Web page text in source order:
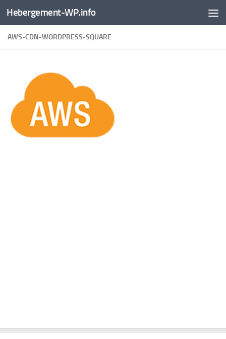
Skip to content
Hebergement-WP.info
AWS-CDN-WORDPRESS-SQUARE